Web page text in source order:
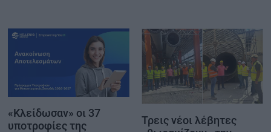
«Κλείδωσαν» οι 37
υποτροφίες της
Τρεις νέοι λέβητες